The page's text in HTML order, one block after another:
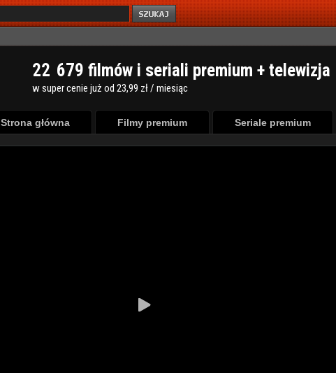
22 679 filmów i seriali premium + telewizja
w super cenie już od 23,99 zł / miesiąc
Strona główna Filmy premium Seriale premium